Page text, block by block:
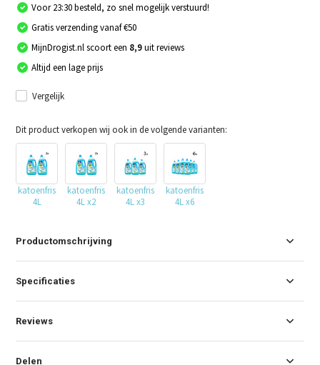
Voor 23:30 besteld, zo snel mogelijk verstuurd!
Gratis verzending vanaf €50
MijnDrogist.nl scoort een 8,9uit reviews
Altijd een lage prijs
Vergelijk
Dit product verkopen wij ook in de volgende varianten:
katoenfris
4L
katoenfris
4L x2
katoenfris
4L x3
katoenfris
4L x6
Productomschrijving
Specificaties
Reviews
Delen